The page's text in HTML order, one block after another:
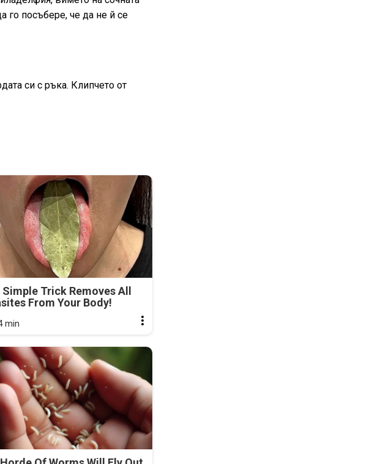
го посъбере, че да не й се
си с ръка. Клипчето от
Trick Removes All
From Your Body!
min